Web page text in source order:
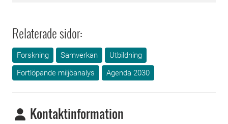
Relaterade sidor:
Forskning Samverkan
Utbildning
Fortlöpande miljöanalys
Agenda 2030
Kontaktinformation